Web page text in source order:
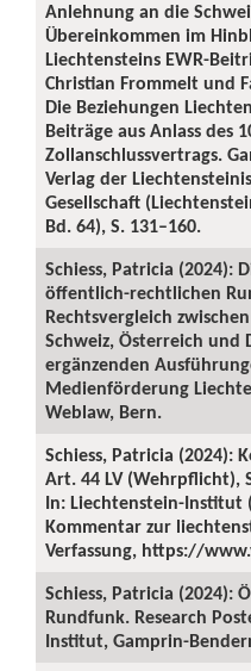
Anlehnung an die
Übereinkommen im
Liechtensteins EWR-
Christian Frommelt und
Die Beziehungen
Beiträge aus Anlass des
Zollanschlussvertrags.
Verlag der
Gesellschaft
Bd. 64), S. 131–160.
Schiess, Patricia (2024):
öffentlich-rechtlichen
Rechtsvergleich
Schweiz, Österreich und
ergänzenden
Medienförderung
Weblaw, Bern.
Schiess, Patricia (2024):
Art. 44 LV (Wehrpflicht),
In: Liechtenstein-Institut
Kommentar zur
Verfassung, https://
Schiess, Patricia (2024):
Rundfunk. Research
Institut, Gamprin-